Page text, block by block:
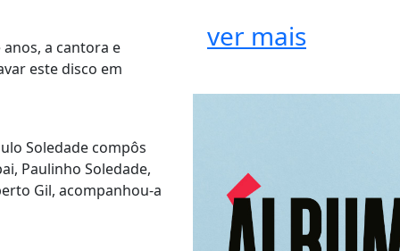
a cantora e
este disco em
Soledade compôs
Paulinho Soledade,
Gil, acompanhou-a
ver mais